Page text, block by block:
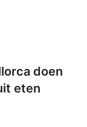
doen
eten